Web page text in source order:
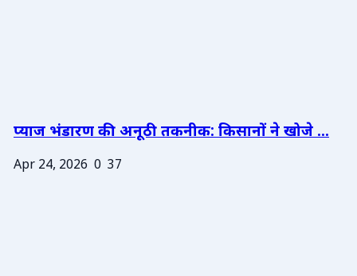
प्याज भंडारण की अनूठी तकनीक: किसानों ने खोजे ...
Apr 24, 2026 0 37